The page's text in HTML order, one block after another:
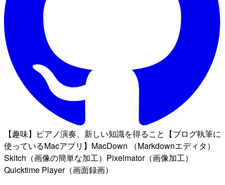
【趣味】ピアノ演奏、新しい知識を得ること【ブログ執筆に
使っているMacアプリ】MacDown （Markdownエディタ）
Skitch（画像の簡単な加工）Pixelmator（画像加工）
Quicktime Player（画面録画）